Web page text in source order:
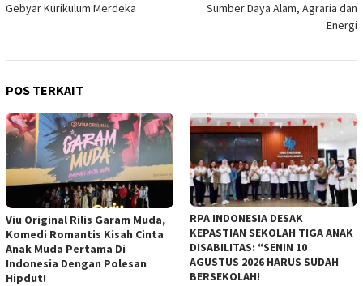
Gebyar Kurikulum Merdeka
Sumber Daya Alam, Agraria dan
Energi
POS TERKAIT
Viu Original Rilis Garam Muda,
Komedi Romantis Kisah Cinta
Anak Muda Pertama Di
Indonesia Dengan Polesan
Hipdut!
RPA INDONESIA DESAK
KEPASTIAN SEKOLAH TIGA ANAK
DISABILITAS: “SENIN 10
AGUSTUS 2026 HARUS SUDAH
BERSEKOLAH!